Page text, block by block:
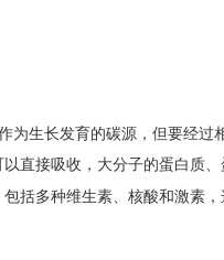
生长发育的碳源，但要经过
直接吸收，大分子的蛋白质
括多种维生素、核酸和激素